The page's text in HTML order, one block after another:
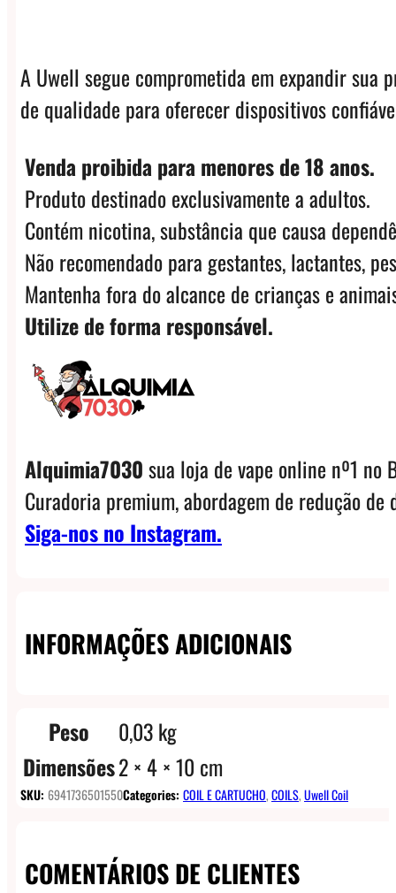
A Uwell segue comprometida em expandir sua
de qualidade para oferecer dispositivos
Venda proibida para menores de 18 anos.
Produto destinado exclusivamente a adultos.
Contém nicotina, substância que causa
Não recomendado para gestantes, lactantes,
Mantenha fora do alcance de crianças e
Utilize de forma responsável.
Alquimia7030sua loja de vape online nº1 no
Curadoria premium, abordagem de redução
Siga-nos no Instagram.
INFORMAÇÕES ADICIONAIS
Peso
0,03 kg
Dimensões2 × 4 × 10 cm
SKU: 6941736501550Categories: COIL E CARTUCHO,COILS,Uwell Coil
COMENTÁRIOS DE CLIENTES